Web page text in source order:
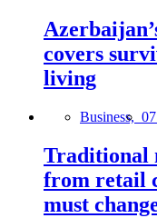
covers
living
Business,
Traditional
from retail
must